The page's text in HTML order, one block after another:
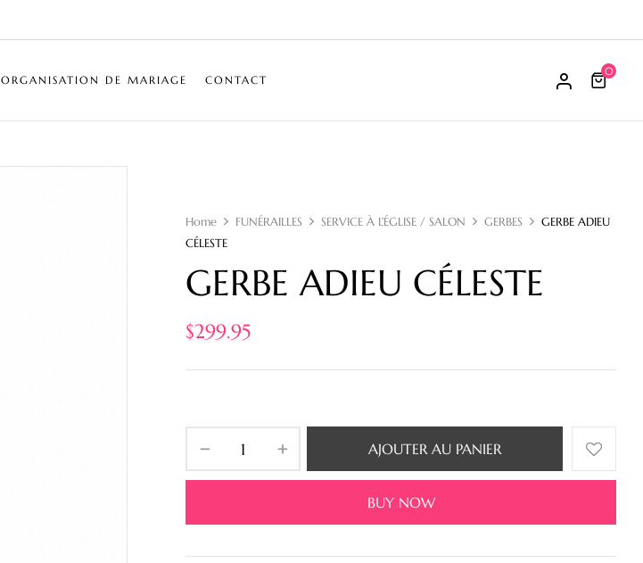
ORGANISATION DE MARIAGE CONTACT
0
Home FUNÉRAILLES SERVICE À L'ÉGLISE / SALON GERBES
GERBE ADIEU
CÉLESTE
GERBE ADIEU CÉLESTE
$299.95
AJOUTER AU PANIER
BUY NOW